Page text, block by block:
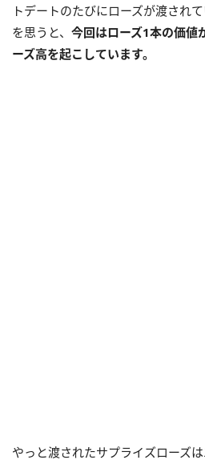
トデートのたびにローズが渡され
を思うと、 今回はローズ1本の価値
ーズ高を起こしています。
やっと渡されたサプライズローズ